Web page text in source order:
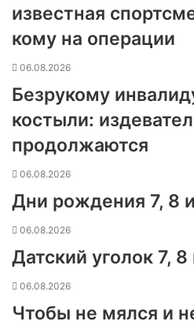
известная
кому на операции
06.08.2026
Безрукому
костыли:
продолжаются
06.08.2026
Дни рождения 7, 8
06.08.2026
Датский уголок 7, 8
06.08.2026
Чтобы не мялся и